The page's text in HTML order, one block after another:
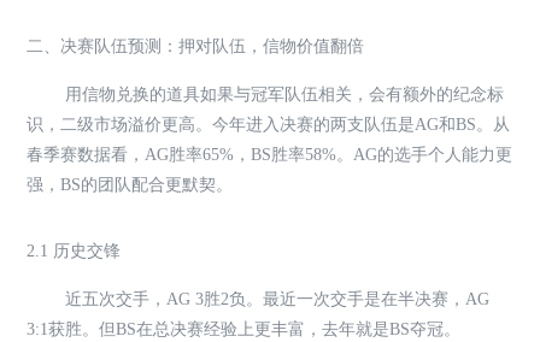
二、决赛队伍预测：押对队伍，信物价值翻倍
用信物兑换的道具如果与冠军队伍相关，会有额外的纪念标
识，二级市场溢价更高。今年进入决赛的两支队伍是AG和BS。从
春季赛数据看，AG胜率65%，BS胜率58%。AG的选手个人能力更
强，BS的团队配合更默契。
2.1 历史交锋
近五次交手，AG 3胜2负。最近一次交手是在半决赛，AG
3:1获胜。但BS在总决赛经验上更丰富，去年就是BS夺冠。